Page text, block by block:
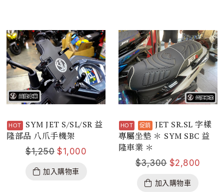
SYM JET S/SL/SR 益
隆部品 八爪手機架
$1,250 $1,000
加入購物車
JET SR.SL 字樣
專屬坐墊 ＊ SYM SBC 益
隆車業 ＊
$3,300 $2,800
加入購物車